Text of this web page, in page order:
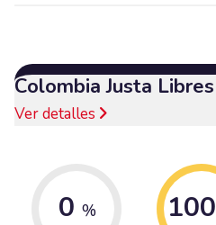
Colombia Justa Libres
Ver detalles
0 % 100